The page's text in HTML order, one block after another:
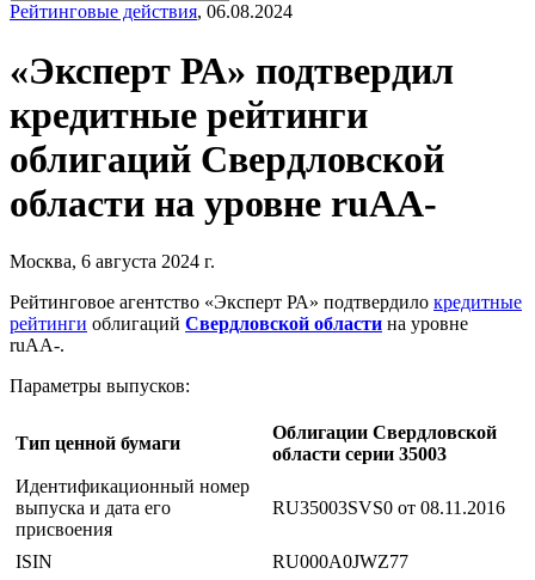
Рейтинговые действия, 06.08.2024
«Эксперт РА» подтвердил
кредитные рейтинги
облигаций Свердловской
области на уровне ruAA-
Москва, 6 августа 2024 г.
Рейтинговое агентство «Эксперт РА» подтвердило кредитные
рейтинги облигаций Свердловской области на уровне
ruAA-.
Параметры выпусков:
Тип ценной бумаги
Облигации Свердловской
области серии 35003
Идентификационный номер
выпуска и дата его
присвоения
RU35003SVS0 от 08.11.2016
ISIN RU000A0JWZ77